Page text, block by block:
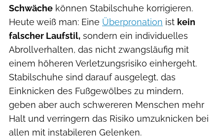
Schwäche können Stabilschuhe korrigieren.
Heute weiß man: Eine Überpronation ist kein
falscher Laufstil, sondern ein individuelles
Abrollverhalten, das nicht zwangsläufig mit
einem höheren Verletzungsrisiko einhergeht.
Stabilschuhe sind darauf ausgelegt, das
Einknicken des Fußgewölbes zu mindern,
geben aber auch schwereren Menschen mehr
Halt und verringern das Risiko umzuknicken bei
allen mit instabileren Gelenken.